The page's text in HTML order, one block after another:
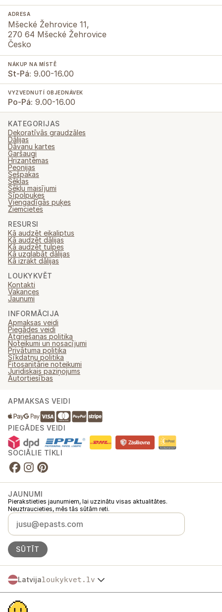
ADRESA
Mšecké Žehrovice 11,
270 64 Mšecké Žehrovice
Česko
NÁKUP NA MÍSTĚ
St-Pá: 9.00-16.00
VYZVEDNUTÍ OBJEDNÁVEK
Po-Pá: 9.00-16.00
KATEGORIJAS
Dekoratīvās graudzāles
Dālijas
Dāvanu kartes
Garšaugi
Hrizantēmas
Peonijas
Sešpakas
Sēklas
Sēklu maisījumi
Sīpolpuķes
Viengadīgās puķes
Ziemcietes
RESURSI
Kā audzēt eikaliptus
Kā audzēt dālijas
Kā audzēt tulpes
Kā uzglabāt dālijas
Kā izrakt dālijas
LOUKYKVĚT
Kontakti
Vakances
Jaunumi
INFORMĀCIJA
Apmaksas veidi
Piegādes veidi
Atgriešanas politika
Noteikumi un nosacījumi
Privātuma politika
Sīkdatņu politika
Fitosanitārie noteikumi
Juridiskais paziņojums
Autortiesības
APMAKSAS VEIDI
PIEGĀDES VEIDI
SOCIĀLIE TĪKLI
JAUNUMI
Pierakstieties jaunumiem, lai uzzinātu visas aktualitātes.
Neuztraucieties, mēs tās sūtām reti.
SŪTĪT
Latvijaloukykvet.lv
Česko
Slovensko
Polska
Loukykvět s.r.o. ir reģistrēts Prāgas pilsētas tiesas Komercreģistrā, C